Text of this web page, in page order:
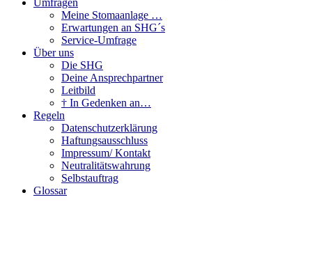
Meine Stomaanlage …
Erwartungen an SHG´s
Service-Umfrage
Über uns
Die SHG
Deine Ansprechpartner
Leitbild
† In Gedenken an…
Regeln
Datenschutzerklärung
Haftungsausschluss
Impressum/ Kontakt
Neutralitätswahrung
Selbstauftrag
Glossar